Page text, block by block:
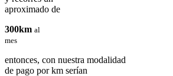
aproximado de
300km al
mes
entonces, con nuestra modalidad
de pago por km serían